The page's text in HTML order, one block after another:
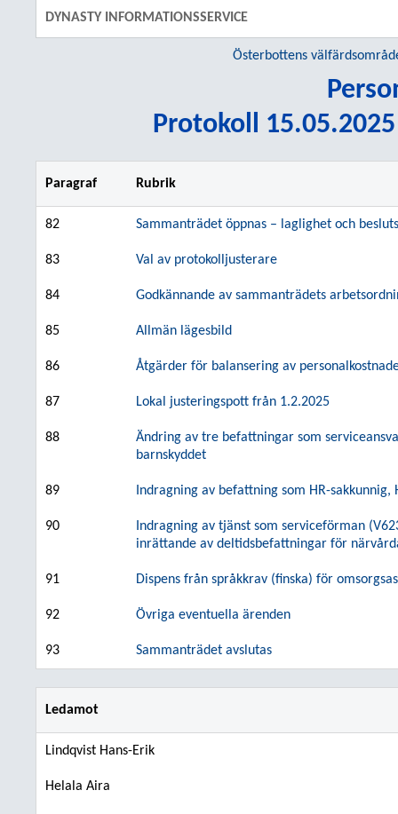
DYNASTY INFORMATIONSSERVICE
Österbottens
Protokoll
Paragraf Rubrik
82 Sammanträdet öppnas – laglighet och
83 Val av protokolljusterare
84 Godkännande av sammanträdets
85 Allmän lägesbild
86 Åtgärder för balansering av
87 Lokal justeringspott från 1.2.2025
88
Ändring av tre befattningar som
barnskyddet
89 Indragning av befattning som HR-sakkunnig,
90
Indragning av tjänst som serviceförman
inrättande av deltidsbefattningar för
91 Dispens från språkkrav (finska) för
92 Övriga eventuella ärenden
93 Sammanträdet avslutas
Ledamot
Lindqvist Hans-Erik
Helala Aira